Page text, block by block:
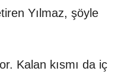
Yılmaz, şöyle
Kalan kısmı da iç